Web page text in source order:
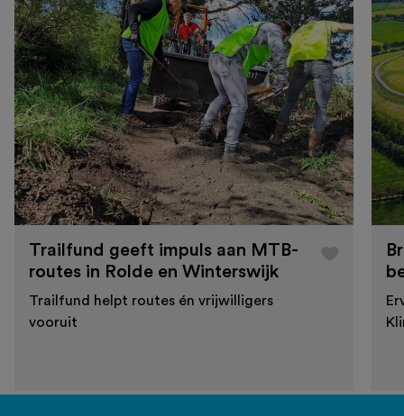
Trailfund geeft impuls aan MTB-
routes in Rolde en Winterswijk
Trailfund helpt routes én vrijwilligers
vooruit